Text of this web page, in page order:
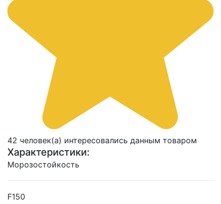
42 человек(а) интересовались данным товаром
Характеристики:
Морозостойкость
F150